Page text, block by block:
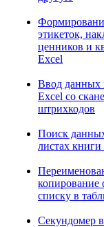
этикеток,
ценников и
Excel
Ввод данных
Excel со
штрихкодов
Поиск
листах книги
копирование
списку в
Секундомер